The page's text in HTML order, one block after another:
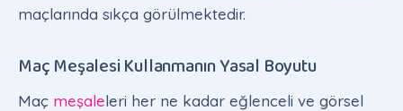
maçlarında sıkça görülmektedir.
Maç Meşalesi Kullanmanın Yasal Boyutu
Maç meşaleleri her ne kadar eğlenceli ve görsel